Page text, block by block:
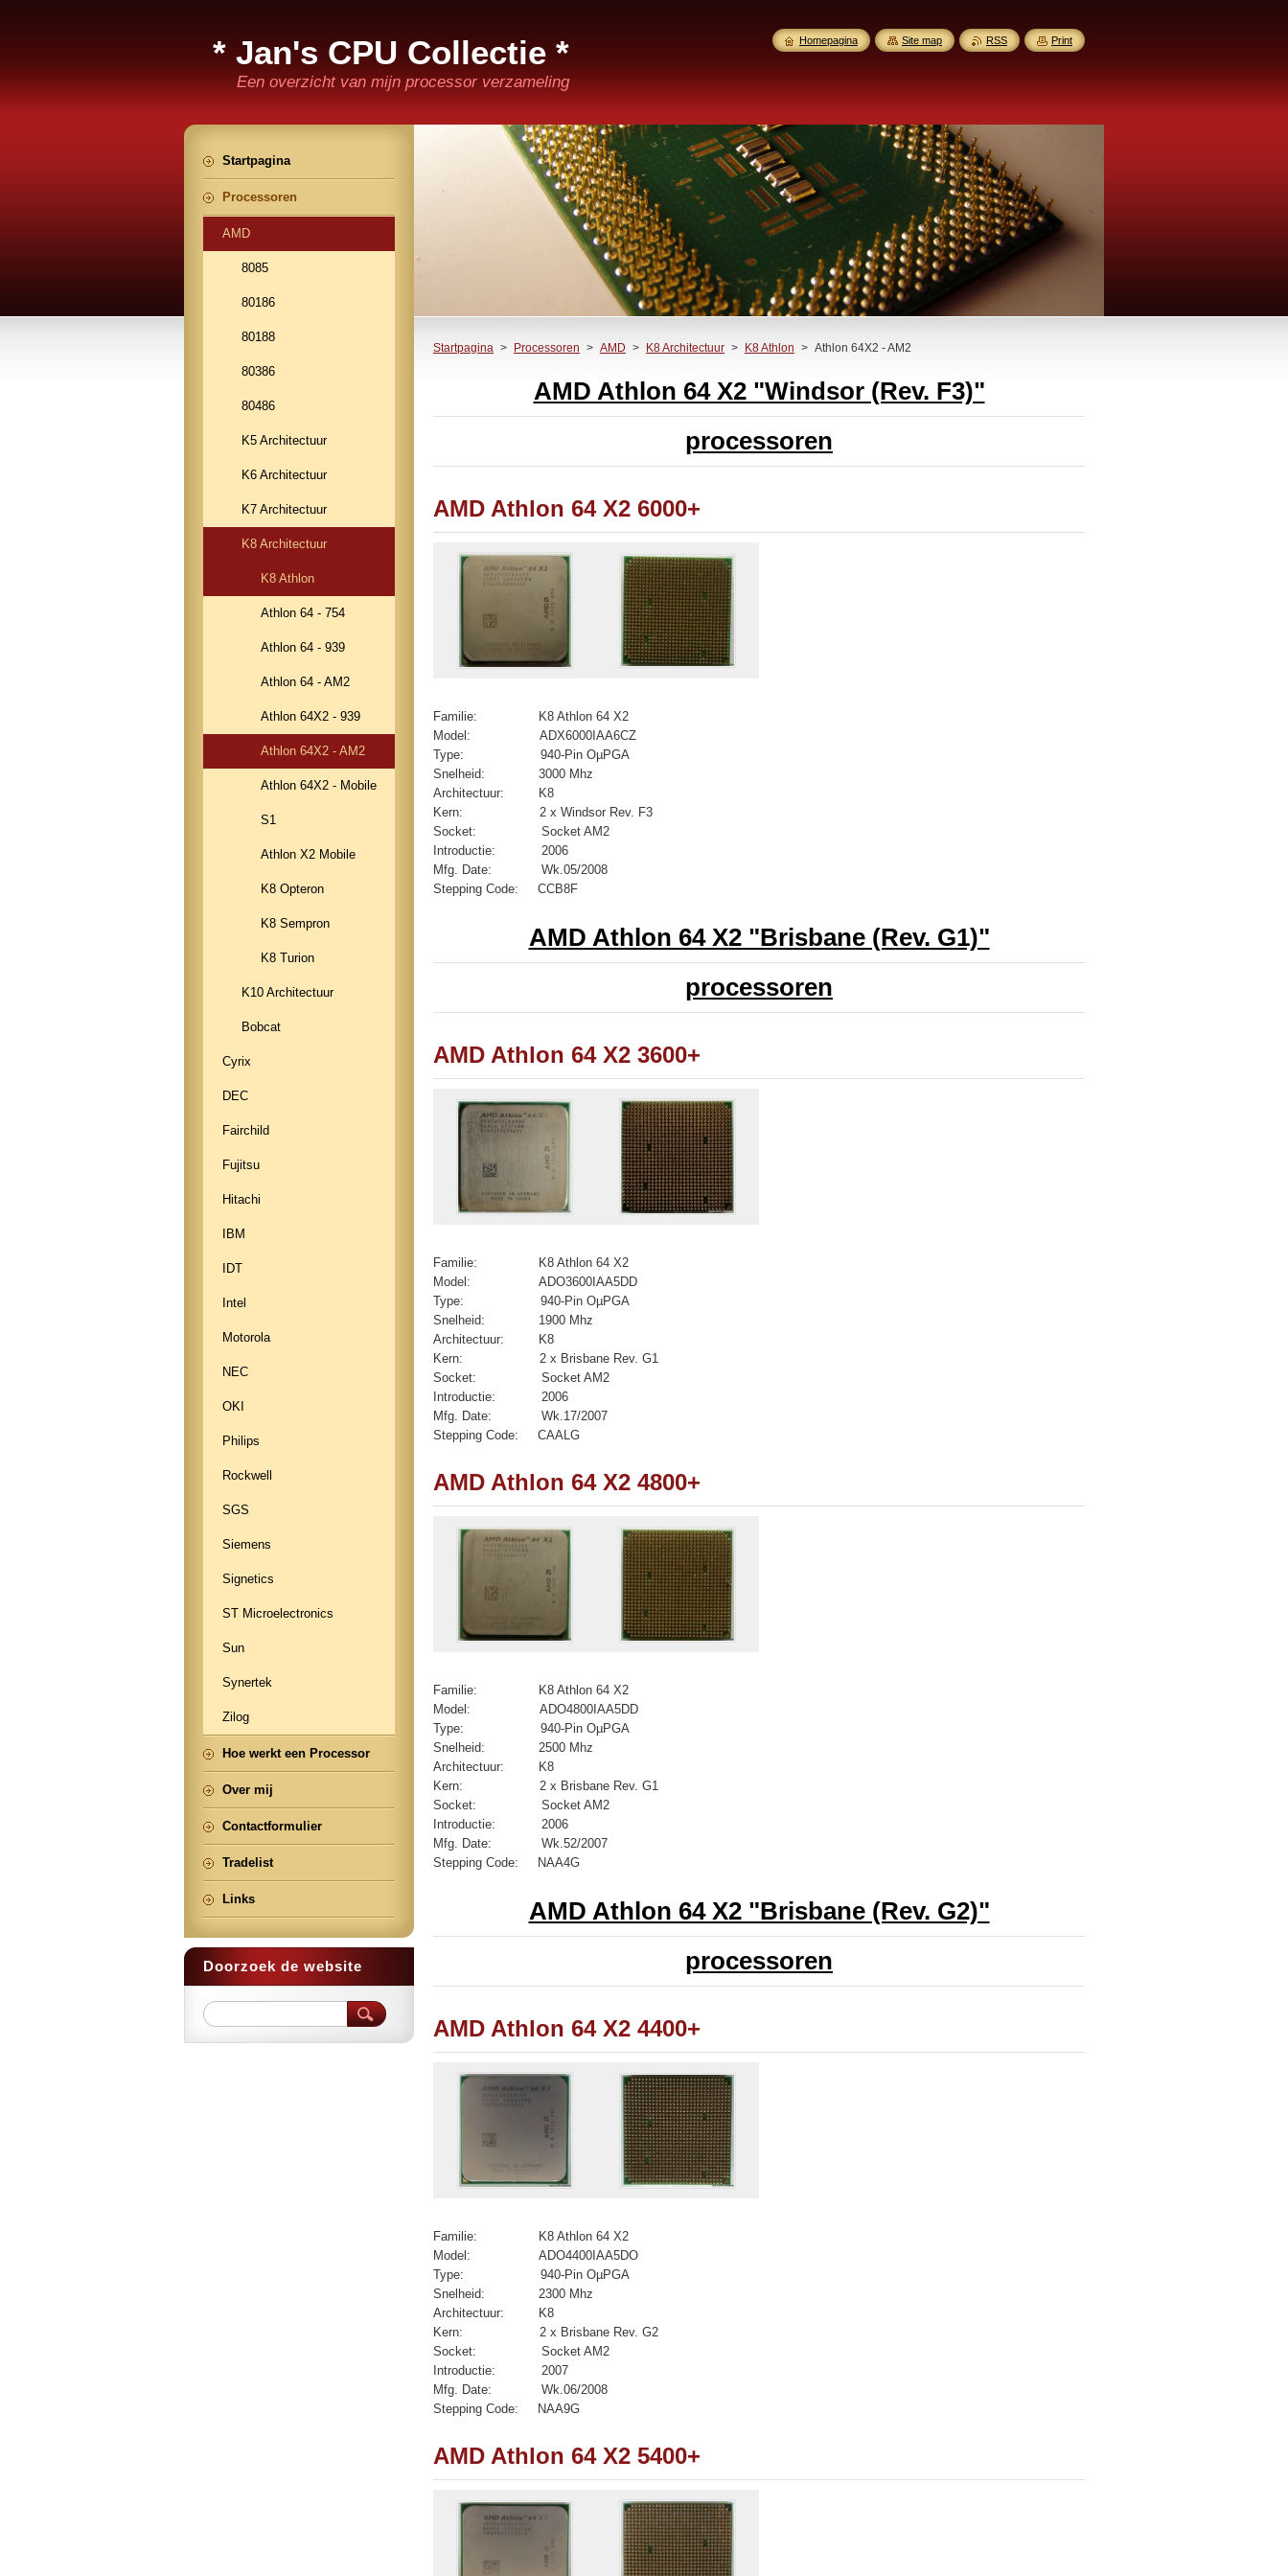
* Jan's CPU Collectie *
Een overzicht van mijn processor verzameling
Startpagina > Processoren > AMD > K8 Architectuur > K8 Athlon > Athlon 64X2 - AM2
AMD Athlon 64 X2 "Windsor (Rev. F3)"
processoren
AMD Athlon 64 X2 6000+
Familie: K8 Athlon 64 X2
Model: ADX6000IAA6CZ
Type: 940-Pin OµPGA
Snelheid: 3000 Mhz
Architectuur: K8
Kern: 2 x Windsor Rev. F3
Socket: Socket AM2
Introductie: 2006
Mfg. Date: Wk.05/2008
Stepping Code: CCB8F
AMD Athlon 64 X2 "Brisbane (Rev. G1)"
processoren
AMD Athlon 64 X2 3600+
Familie: K8 Athlon 64 X2
Model: ADO3600IAA5DD
Type: 940-Pin OµPGA
Snelheid: 1900 Mhz
Architectuur: K8
Kern: 2 x Brisbane Rev. G1
Socket: Socket AM2
Introductie: 2006
Mfg. Date: Wk.17/2007
Stepping Code: CAALG
AMD Athlon 64 X2 4800+
Familie: K8 Athlon 64 X2
Model: ADO4800IAA5DD
Type: 940-Pin OµPGA
Snelheid: 2500 Mhz
Architectuur: K8
Kern: 2 x Brisbane Rev. G1
Socket: Socket AM2
Introductie: 2006
Mfg. Date: Wk.52/2007
Stepping Code: NAA4G
AMD Athlon 64 X2 "Brisbane (Rev. G2)"
processoren
AMD Athlon 64 X2 4400+
Familie: K8 Athlon 64 X2
Model: ADO4400IAA5DO
Type: 940-Pin OµPGA
Snelheid: 2300 Mhz
Architectuur: K8
Kern: 2 x Brisbane Rev. G2
Socket: Socket AM2
Introductie: 2007
Mfg. Date: Wk.06/2008
Stepping Code: NAA9G
AMD Athlon 64 X2 5400+
Startpagina
Processoren
AMD
8085
80186
80188
80386
80486
K5 Architectuur
K6 Architectuur
K7 Architectuur
K8 Architectuur
K8 Athlon
Athlon 64 - 754
Athlon 64 - 939
Athlon 64 - AM2
Athlon 64X2 - 939
Athlon 64X2 - AM2
Athlon 64X2 - Mobile
S1
Athlon X2 Mobile
K8 Opteron
K8 Sempron
K8 Turion
K10 Architectuur
Bobcat
Cyrix
DEC
Fairchild
Fujitsu
Hitachi
IBM
IDT
Intel
Motorola
NEC
OKI
Philips
Rockwell
SGS
Siemens
Signetics
ST Microelectronics
Sun
Synertek
Zilog
Hoe werkt een Processor
Over mij
Contactformulier
Tradelist
Links
Doorzoek de website
Homepagina Site map RSS Print